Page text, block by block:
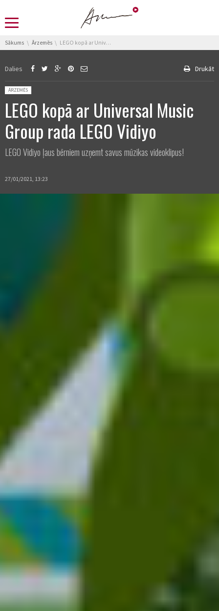
You are here:
Sākums Ārzemēs LEGO kopā ar Universal Music Group rada LEGO Vidiyo
Dalies Drukāt
Posted in:
ĀRZEMĒS
LEGO kopā ar Universal Music
Group rada LEGO Vidiyo
LEGO Vidiyo ļaus bērniem uzņemt savus mūzikas videoklipus!
27/01/2021, 13:23